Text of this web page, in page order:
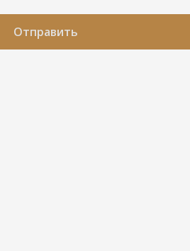
Отправить